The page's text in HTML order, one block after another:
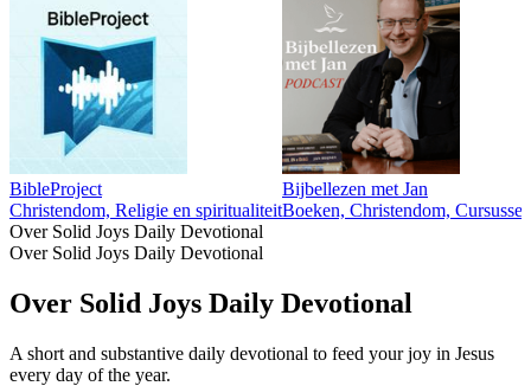
BibleProject
Christendom, Religie en spiritualiteit
Bijbellezen met Jan
Boeken, Christendom,
Over Solid Joys Daily Devotional
Over Solid Joys Daily Devotional
Over Solid Joys Daily Devotional
A short and substantive daily devotional to feed your joy in Jesus
every day of the year.